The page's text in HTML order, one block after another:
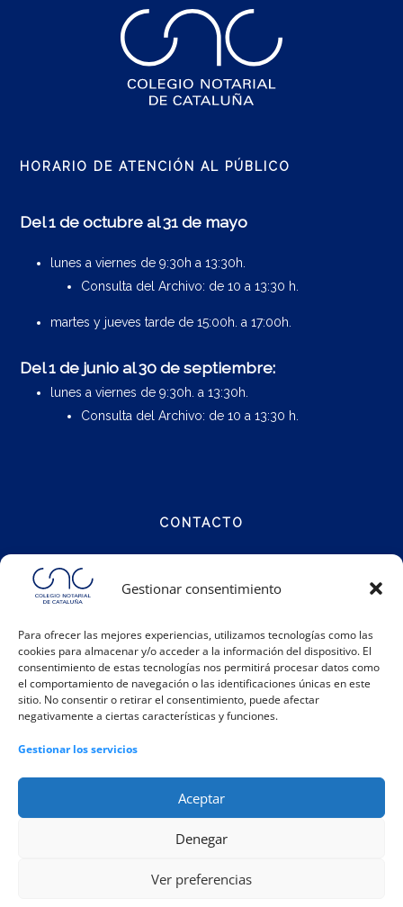
Gestionar consentimiento
Para ofrecer las mejores experiencias, utilizamos tecnologías como las
cookies para almacenar y/o acceder a la información del dispositivo. El
consentimiento de estas tecnologías nos permitirá procesar datos como
el comportamiento de navegación o las identificaciones únicas en este
sitio. No consentir o retirar el consentimiento, puede afectar
negativamente a ciertas características y funciones.
Gestionar los servicios
Aceptar
Denegar
Ver preferencias
HORARIO DE ATENCIÓN AL PÚBLICO
Del 1 de octubre al 31 de mayo
lunes a viernes de 9:30h a 13:30h.
Consulta del Archivo: de 10 a 13:30 h.
martes y jueves tarde de 15:00h. a 17:00h.
Del 1 de junio al 30 de septiembre:
lunes a viernes de 9:30h. a 13:30h.
Consulta del Archivo: de 10 a 13:30 h.
CONTACTO
Teléfono:93 317 48 00
Email: info@catalunya.notariado.org
Registro de actividades|Canal Interno de Información